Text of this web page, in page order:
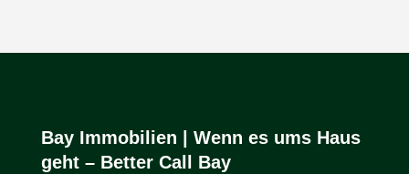
Bay Immobilien | Wenn es ums Haus
geht – Better Call Bay